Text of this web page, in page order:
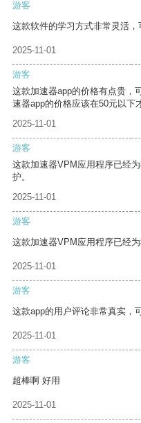
游客
这款软件的学习方式非常灵活，
2025-11-01
游客
这款加速器app的价格有点贵，
速器app的价格应该在50元以下
2025-11-01
游客
这款加速器VPM应用程序已经
护。
2025-11-01
游客
这款加速器VPM应用程序已经
2025-11-01
游客
这款app的用户评论非常真实，
2025-11-01
游客
超棒啊 好用
2025-11-01